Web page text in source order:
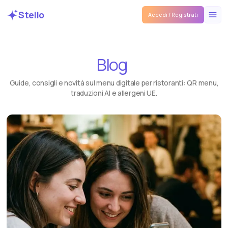
Stello Accedi / Registrati
Blog
Guide, consigli e novità sul menu digitale per ristoranti: QR menu,
traduzioni AI e allergeni UE.